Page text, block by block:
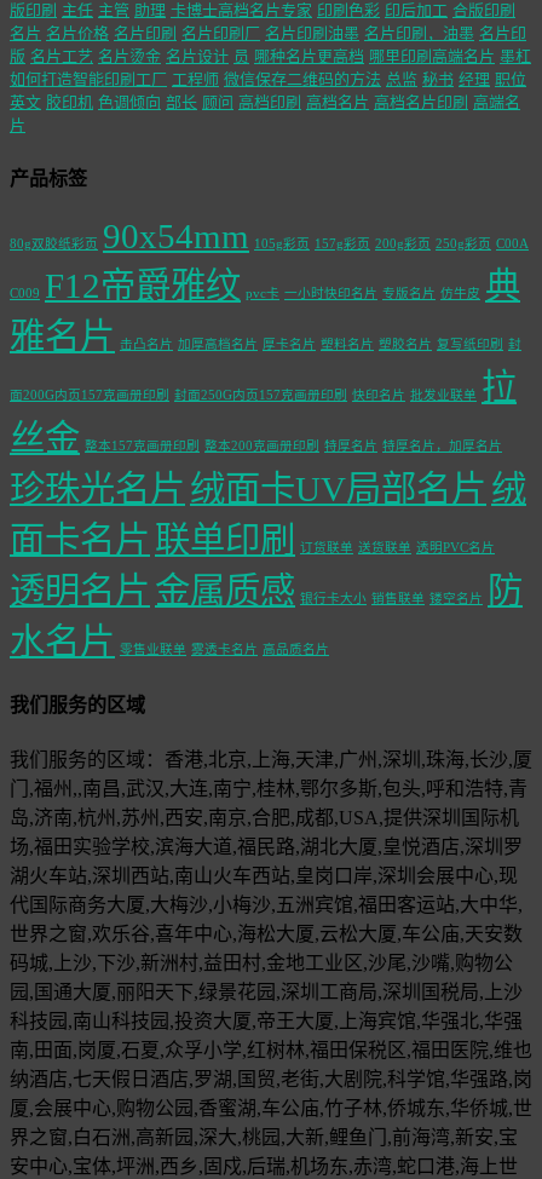
版印刷 主任 主管 助理 卡博士高档名片专家 印刷色彩 印后加工 合版印刷
名片 名片价格 名片印刷 名片印刷厂 名片印刷油墨 名片印刷，油墨 名片印
版 名片工艺 名片烫金 名片设计 员 哪种名片更高档 哪里印刷高端名片 墨杠
如何打造智能印刷工厂 工程师 微信保存二维码的方法 总监 秘书 经理 职位
英文 胶印机 色调倾向 部长 顾问 高档印刷 高档名片 高档名片印刷 高端名
片
产品标签
80g双胶纸彩页 90x54mm 105g彩页 157g彩页 200g彩页 250g彩页 C00A
C009 F12帝爵雅纹 pvc卡 一小时快印名片 专版名片 仿牛皮 典
雅名片 击凸名片 加厚高档名片 厚卡名片 塑料名片 塑胶名片 复写纸印刷 封
面200G内页157克画册印刷 封面250G内页157克画册印刷 快印名片 批发业联单 拉
丝金 整本157克画册印刷 整本200克画册印刷 特厚名片 特厚名片，加厚名片
珍珠光名片 绒面卡UV局部名片 绒
面卡名片 联单印刷 订货联单 送货联单 透明PVC名片
透明名片 金属质感 银行卡大小 销售联单 镂空名片
防
水名片 零售业联单 雾透卡名片 高品质名片
我们服务的区域
我们服务的区域：香港,北京,上海,天津,广州,深圳,珠海,长沙,厦
门,福州,,南昌,武汉,大连,南宁,桂林,鄂尔多斯,包头,呼和浩特,青
岛,济南,杭州,苏州,西安,南京,合肥,成都,USA,提供深圳国际机
场,福田实验学校,滨海大道,福民路,湖北大厦,皇悦酒店,深圳罗
湖火车站,深圳西站,南山火车西站,皇岗口岸,深圳会展中心,现
代国际商务大厦,大梅沙,小梅沙,五洲宾馆,福田客运站,大中华,
世界之窗,欢乐谷,喜年中心,海松大厦,云松大厦,车公庙,天安数
码城,上沙,下沙,新洲村,益田村,金地工业区,沙尾,沙嘴,购物公
园,国通大厦,丽阳天下,绿景花园,深圳工商局,深圳国税局,上沙
科技园,南山科技园,投资大厦,帝王大厦,上海宾馆,华强北,华强
南,田面,岗厦,石夏,众孚小学,红树林,福田保税区,福田医院,维也
纳酒店,七天假日酒店,罗湖,国贸,老街,大剧院,科学馆,华强路,岗
厦,会展中心,购物公园,香蜜湖,车公庙,竹子林,侨城东,华侨城,世
界之窗,白石洲,高新园,深大,桃园,大新,鲤鱼门,前海湾,新安,宝
安中心,宝体,坪洲,西乡,固戍,后瑞,机场东,赤湾,蛇口港,海上世